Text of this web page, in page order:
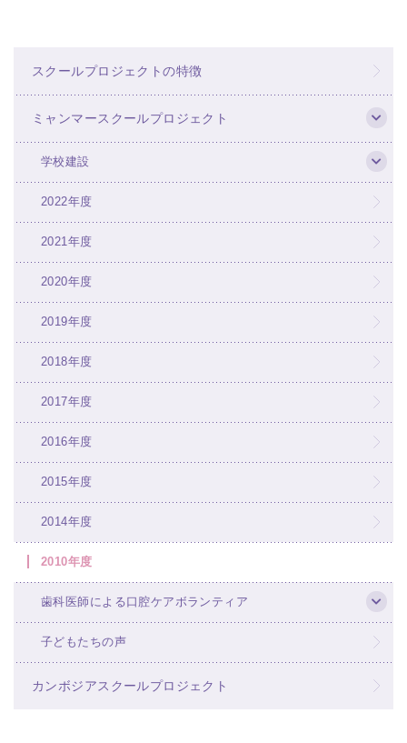
スクールプロジェクトの特徴
ミャンマースクールプロジェクト
学校建設
2022年度
2021年度
2020年度
2019年度
2018年度
2017年度
2016年度
2015年度
2014年度
2010年度
歯科医師による口腔ケアボランティア
子どもたちの声
カンボジアスクールプロジェクト